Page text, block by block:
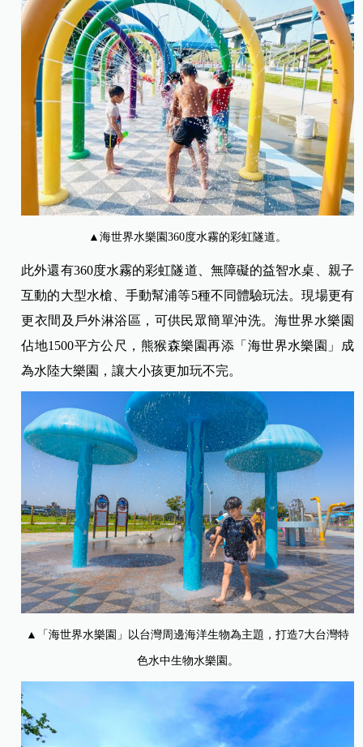
▲海世界水樂園360度水霧的彩虹隧道。
此外還有360度水霧的彩虹隧道、無障礙的益智水桌、親子
互動的大型水槍、手動幫浦等5種不同體驗玩法。現場更有
更衣間及戶外淋浴區，可供民眾簡單沖洗。海世界水樂園
佔地1500平方公尺，熊猴森樂園再添「海世界水樂園」成
為水陸大樂園，讓大小孩更加玩不完。
▲「海世界水樂園」以台灣周邊海洋生物為主題，打造7大台灣特
色水中生物水樂園。